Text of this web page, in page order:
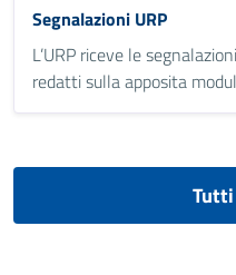
Segnalazioni URP
L’URP riceve le
redatti sulla apposita